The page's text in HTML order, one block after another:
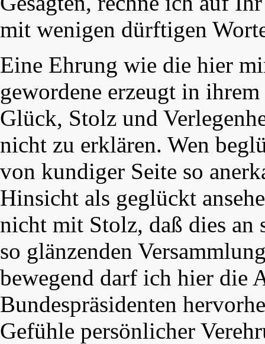
mit wenigen dürftigen
Eine Ehrung wie die hier
gewordene erzeugt in
Glück, Stolz und
nicht zu erklären. Wen
von kundiger Seite so
Hinsicht als geglückt
nicht mit Stolz, daß dies
so glänzenden
bewegend darf ich hier die
Bundespräsidenten
Gefühle persönlicher